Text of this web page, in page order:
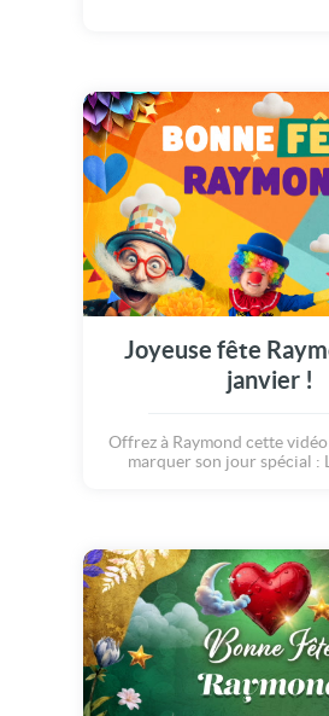
Joyeuse fête
janvier !
Offrez à Raymond cette
marquer son jour spécial :